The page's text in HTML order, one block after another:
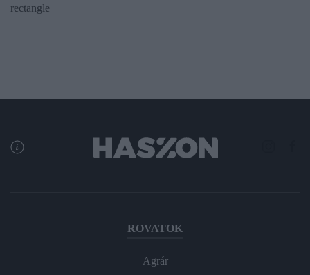
rectangle
ROVATOK
Agrár